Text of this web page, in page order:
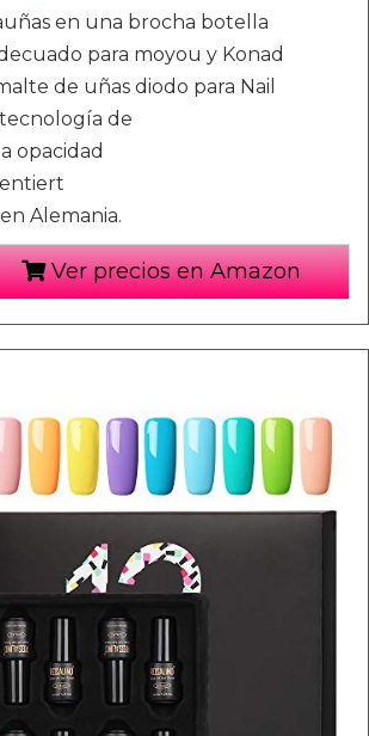
en una brocha botella
para moyou y Konad
de uñas diodo para Nail
de
opacidad
Alemania.
Ver precios en Amazon